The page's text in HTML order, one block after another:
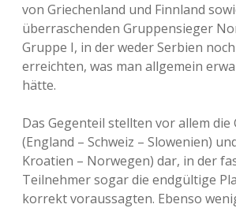
von Griechenland und Finnland
überraschenden Gruppensieger
Gruppe I, in der weder Serbien
erreichten, was man allgemein
hätte.
Das Gegenteil stellten vor allem die
(England – Schweiz – Slowenien)
Kroatien – Norwegen) dar, in der
Teilnehmer sogar die endgültige
korrekt voraussagten. Ebenso